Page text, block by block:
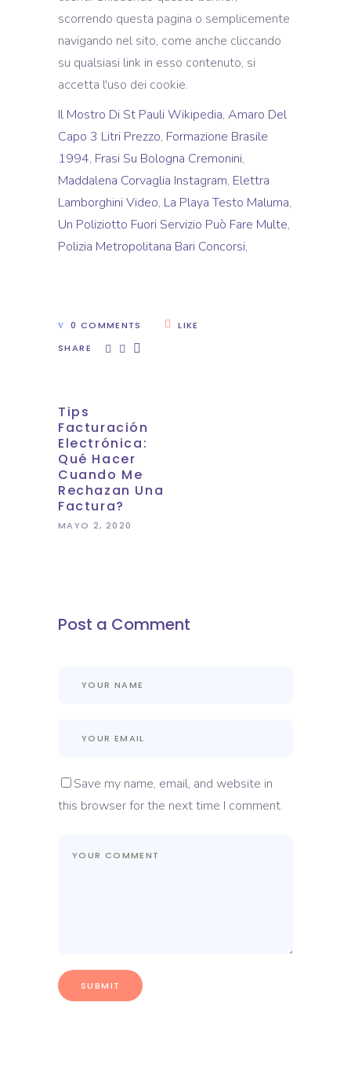
Il Mostro Di St Pauli Wikipedia, Amaro Del
Capo 3 Litri Prezzo, Formazione Brasile
1994, Frasi Su Bologna Cremonini,
Maddalena Corvaglia Instagram, Elettra
Lamborghini Video, La Playa Testo Maluma,
Un Poliziotto Fuori Servizio Può Fare Multe,
Polizia Metropolitana Bari Concorsi,
0 COMMENTS
LIKE
SHARE
Tips
Facturación
Electrónica:
Qué Hacer
Cuando Me
Rechazan Una
Factura?
MAYO 2, 2020
Post a Comment
Save my name, email, and website in
this browser for the next time I comment.